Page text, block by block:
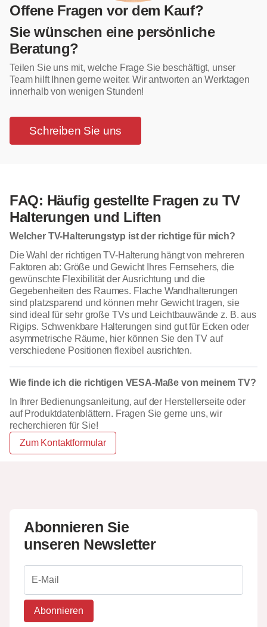
Offene Fragen vor dem Kauf?
Sie wünschen eine persönliche
Beratung?
Teilen Sie uns mit, welche Frage Sie beschäftigt, unser
Team hilft Ihnen gerne weiter. Wir antworten an Werktagen
innerhalb von wenigen Stunden!
Schreiben Sie uns
FAQ: Häufig gestellte Fragen zu TV
Halterungen und Liften
Welcher TV-Halterungstyp ist der richtige für mich?
Die Wahl der richtigen TV-Halterung hängt von mehreren
Faktoren ab: Größe und Gewicht Ihres Fernsehers, die
gewünschte Flexibilität der Ausrichtung und die
Gegebenheiten des Raumes. Flache Wandhalterungen
sind platzsparend und können mehr Gewicht tragen, sie
sind ideal für sehr große TVs und Leichtbauwände z. B. aus
Rigips. Schwenkbare Halterungen sind gut für Ecken oder
asymmetrische Räume, hier können Sie den TV auf
verschiedene Positionen flexibel ausrichten.
Wie finde ich die richtigen VESA-Maße von meinem TV?
In Ihrer Bedienungsanleitung, auf der Herstellerseite oder
auf Produktdatenblättern. Fragen Sie gerne uns, wir
recherchieren für Sie!
Zum Kontaktformular
Abonnieren Sie
unseren Newsletter
Abonnieren